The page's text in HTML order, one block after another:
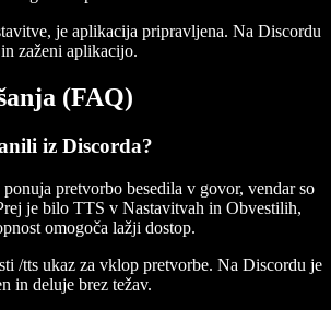
je aplikacija pripravljena. Na Discordu
zaženi aplikacijo.
(FAQ)
iz Discorda?
pretvorbo besedila v govor, vendar so
je bilo TTS v Nastavitvah in Obvestilih,
omogoča lažji dostop.
/tts ukaz za vklop pretvorbe. Na Discordu je
in deluje brez težav.